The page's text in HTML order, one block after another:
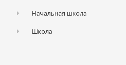
Начальная школа
Школа